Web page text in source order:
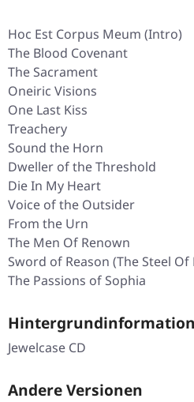
Hoc Est Corpus Meum (Intro)
The Blood Covenant
The Sacrament
Oneiric Visions
One Last Kiss
Treachery
Sound the Horn
Dweller of the Threshold
Die In My Heart
Voice of the Outsider
From the Urn
The Men Of Renown
Sword of Reason (The Steel Of
The Passions of Sophia
Jewelcase CD
Andere Versionen